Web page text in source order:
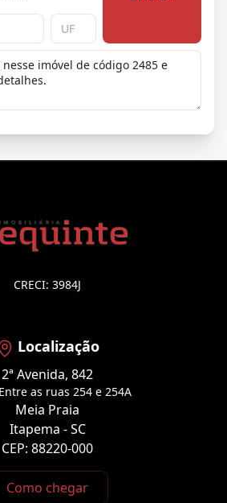
CRECI: 3984J
Localização
2ª Avenida, 842
as ruas 254 e 254A
Meia Praia
Itapema - SC
CEP: 88220-000
Como chegar